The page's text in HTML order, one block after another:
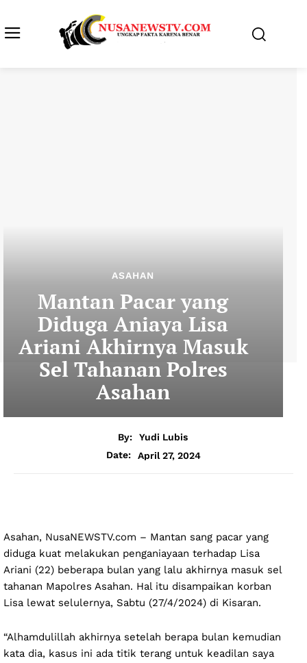
ASAHAN
Mantan Pacar yang
Diduga Aniaya Lisa
Ariani Akhirnya Masuk
Sel Tahanan Polres
Asahan
By:
Yudi Lubis
Date:
April 27, 2024
Asahan, NusaNEWSTV.com – Mantan sang pacar yang
diduga kuat melakukan penganiayaan terhadap Lisa
Ariani (22) beberapa bulan yang lalu akhirnya masuk sel
tahanan Mapolres Asahan. Hal itu disampaikan korban
Lisa lewat selulernya, Sabtu (27/4/2024) di Kisaran.
“Alhamdulillah akhirnya setelah berapa bulan kemudian
kata dia, kasus ini ada titik terang untuk keadilan saya